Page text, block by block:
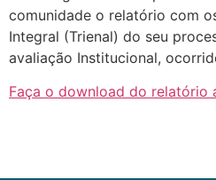
comunidade o relatório com
Integral (Trienal) do seu
avaliação Institucional,
Faça o download do relatório